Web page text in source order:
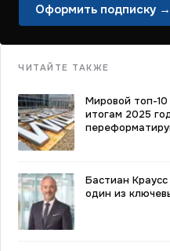
Оформить подписку →
ЧИТАЙТЕ ТАКЖЕ
Мировой топ-
итогам 2025
Бастиан
один из